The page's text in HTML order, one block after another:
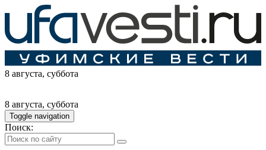
8 августа, суббота
8 августа, суббота
Toggle navigation
Поиск: